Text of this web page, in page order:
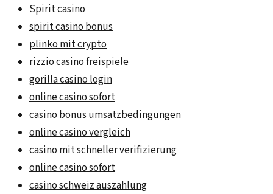
Spirit casino
spirit casino bonus
plinko mit crypto
rizzio casino freispiele
gorilla casino login
online casino sofort
casino bonus umsatzbedingungen
online casino vergleich
casino mit schneller verifizierung
online casino sofort
casino schweiz auszahlung